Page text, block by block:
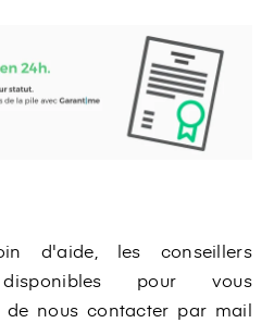
d'aide, les conseillers
pour vous
de nous contacter par mail